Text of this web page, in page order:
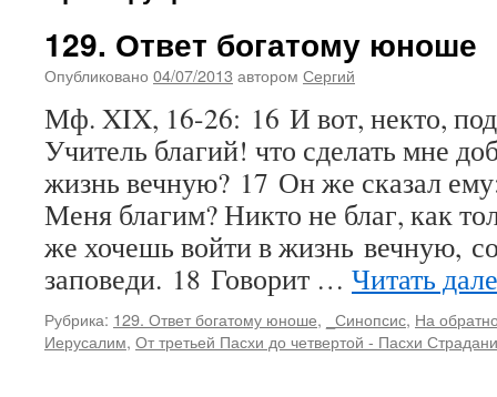
129. Ответ богатому юноше
Опубликовано 04/07/2013 автором Сергий
Мф. XIX, 16-26: 16 И вот, некто,
Учитель благий! что сделать мне
жизнь вечную? 17 Он же сказал
Меня благим? Никто не благ, как
же хочешь войти в жизнь вечную,
заповеди. 18 Говорит … Читать
Рубрика: 129. Ответ богатому юноше, _Синопсис, На
Иерусалим, От третьей Пасхи до четвертой - Пасхи